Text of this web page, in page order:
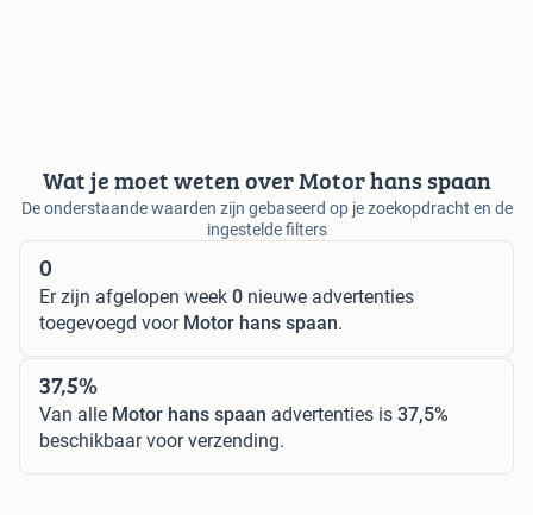
Wat je moet weten over Motor hans spaan
De onderstaande waarden zijn gebaseerd op je zoekopdracht en de
ingestelde filters
0
Er zijn afgelopen week 0 nieuwe advertenties
toegevoegd voor Motor hans spaan.
37,5%
Van alle Motor hans spaan advertenties is 37,5%
beschikbaar voor verzending.